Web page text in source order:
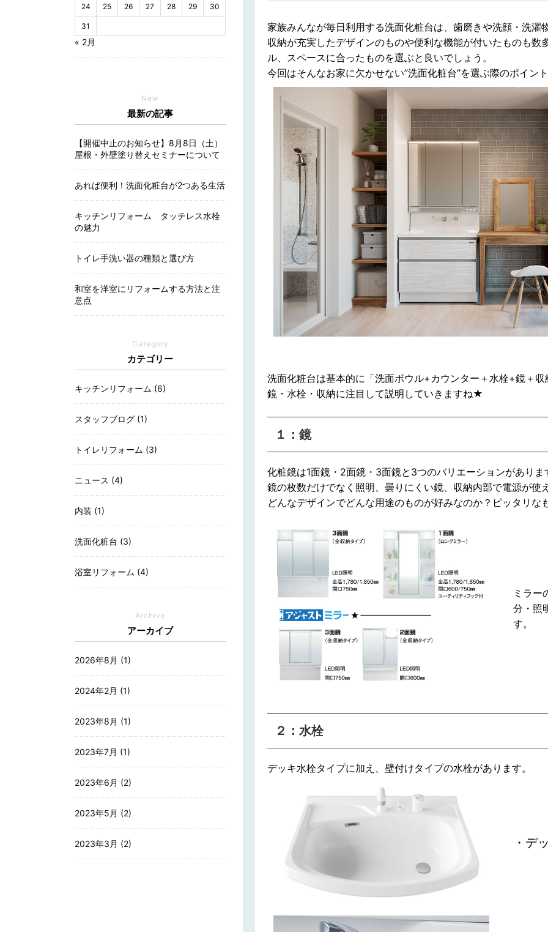
家族みんなが毎日利用する洗面化粧台は、歯磨きや洗顔・洗濯
収納が充実したデザインのものや便利な機能が付いたものも
ル、スペースに合ったものを選ぶと良いでしょう。
今回はそんなお家に欠かせない”洗面化粧台”を選ぶ際のポイン
洗面化粧台は基本的に「洗面ボウル+カウンター＋水栓+鏡＋
鏡・水栓・収納に注目して説明していきますね★
１：鏡
化粧鏡は1面鏡・2面鏡・3面鏡と3つのバリエーションがありま
鏡の枚数だけでなく照明、曇りにくい鏡、収納内部で電源が使
どんなデザインでどんな用途のものが好みなのか？ピッタリな
ミラー
分・照
す。
２：水栓
デッキ水栓タイプに加え、壁付けタイプの水栓があります。
・デ
24 25 26 27 28 29 30
31
« 2月
New
最新の記事
【開催中止のお知らせ】8月8日（土）
屋根・外壁塗り替えセミナーについて
あれば便利！洗面化粧台が2つある生活
キッチンリフォーム タッチレス水栓
の魅力
トイレ手洗い器の種類と選び方
和室を洋室にリフォームする方法と注
意点
Category
カテゴリー
キッチンリフォーム (6)
スタッフブログ (1)
トイレリフォーム (3)
ニュース (4)
内装 (1)
洗面化粧台 (3)
浴室リフォーム (4)
Archive
アーカイブ
2026年8月 (1)
2024年2月 (1)
2023年8月 (1)
2023年7月 (1)
2023年6月 (2)
2023年5月 (2)
2023年3月 (2)